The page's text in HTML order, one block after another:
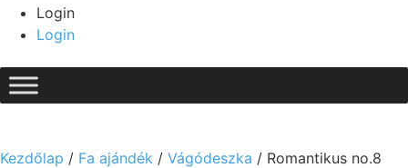
Login
Login
Kezdőlap / Fa ajándék / Vágódeszka / Romantikus no.8